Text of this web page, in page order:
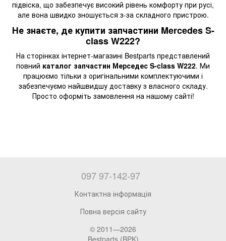
підвіска, що забезпечує високий рівень комфорту при русі,
але вона швидко зношується з-за складного пристрою.
Не знаєте, де купити запчастини Mercedes S-
class W222?
На сторінках інтернет-магазині Bestparts представлений
повний каталог запчастин Мерседес S-class W222. Ми
працюємо тільки з оригінальними комплектуючими і
забезпечуємо найшвидшу доставку з власного складу.
Просто оформіть замовлення на нашому сайті!
097 97-142-97
Контактна інформація
Повна версія сайту
© 2011—2026
Bestparts (BPK)